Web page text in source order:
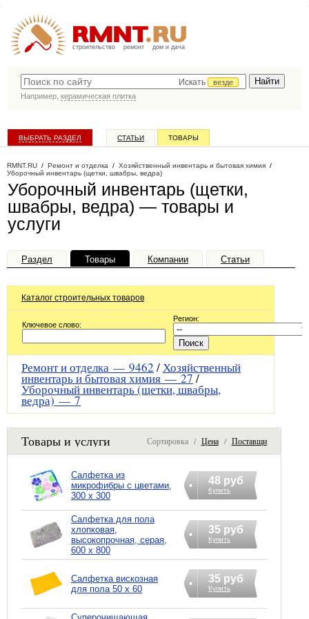
строительство ремонт дом и дача
Искать
везде
Например, керамическая плитка
ВЫБРАТЬ РАЗДЕЛ СТАТЬИ ТОВАРЫ
RMNT.RU / Ремонт и отделка / Хозяйственный инвентарь и бытовая химия /
Уборочный инвентарь (щетки, швабры, ведра)
Уборочный инвентарь (щетки,
швабры, ведра) — товары и
услуги
Раздел Товары Компании Статьи
Каталог строительных товаров
Ключевое слово:
Регион:
Ремонт и отделка — 9462 /Хозяйственный
инвентарь и бытовая химия —27/
Уборочный инвентарь (щетки, швабры,
ведра) —7
Товары и услуги Сортировка / Цена/ Поставщик
Салфетка из
микрофибры с цветами,
300 х 300
48 руб
Купить
Салфетка для пола
хлопковая,
высокопрочная, серая,
600 х 800
35 руб
Купить
Салфетка вискозная
для пола 50 х 60
35 руб
Купить